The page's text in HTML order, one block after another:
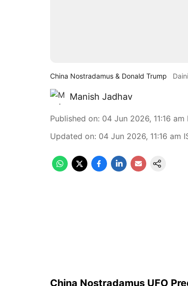
China Nostradamus & Donald Trump
Manish Jadhav
Published on: 04 Jun 2026, 11:16 am
Updated on: 04 Jun 2026, 11:16 am
China Nostradamus UFO